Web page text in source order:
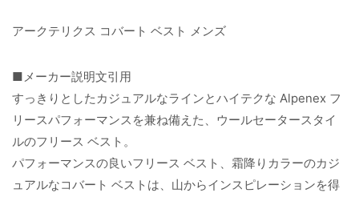
アークテリクス コバート ベスト メンズ
■メーカー説明文引用
すっきりとしたカジュアルなラインとハイテクな Alpenex フ
リースパフォーマンスを兼ね備えた、ウールセータースタイ
ルのフリース ベスト。
パフォーマンスの良いフリース ベスト、霜降りカラーのカジ
ュアルなコバート ベストは、山からインスピレーションを得